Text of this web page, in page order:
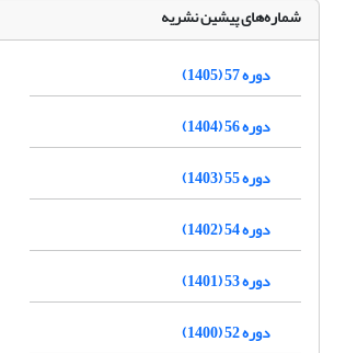
شماره‌های پیشین نشریه
دوره 57 (1405)
دوره 56 (1404)
دوره 55 (1403)
دوره 54 (1402)
دوره 53 (1401)
دوره 52 (1400)